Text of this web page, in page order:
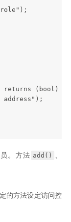
(bool) {
address");
。方法 add() 、
的方法设定访问控